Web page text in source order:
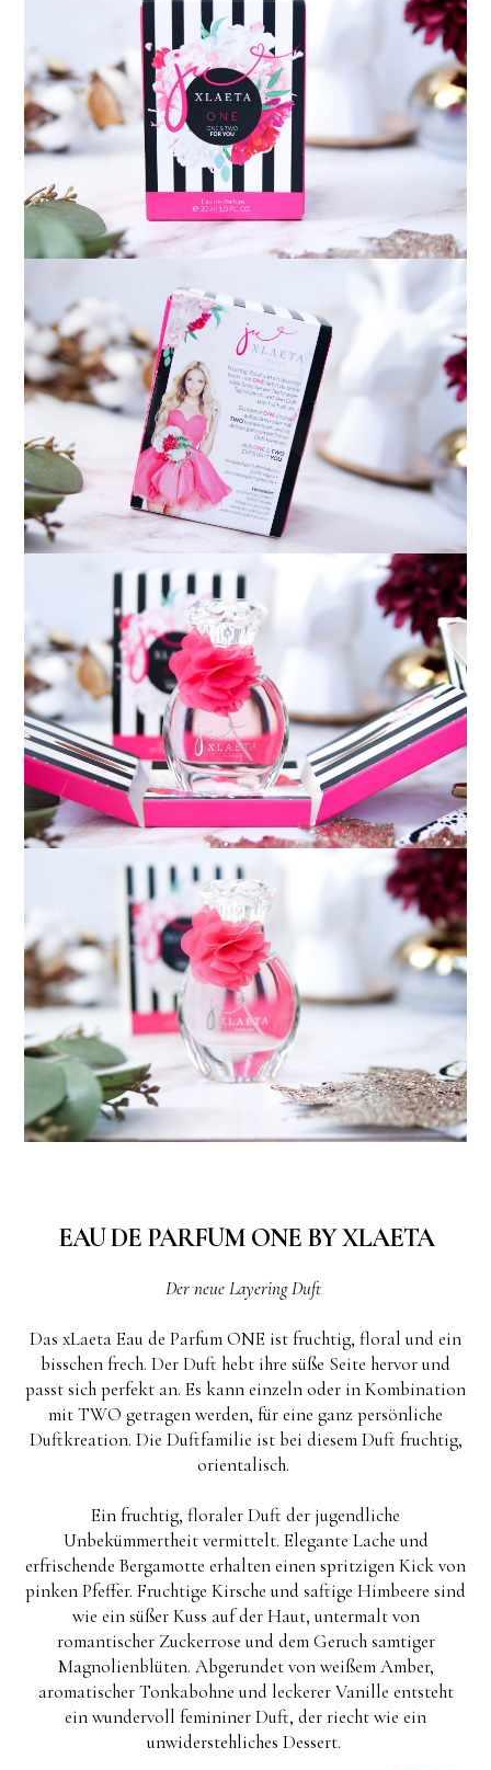
EAU DE PARFUM ONE BY XLAETA
Der neue Layering Duft
Das xLaeta Eau de Parfum ONE ist fruchtig, floral und ein
bisschen frech. Der Duft hebt ihre süße Seite hervor und
passt sich perfekt an. Es kann einzeln oder in Kombination
mit TWO getragen werden, für eine ganz persönliche
Duftkreation. Die Duftfamilie ist bei diesem Duft fruchtig,
orientalisch.
Ein fruchtig, floraler Duft der jugendliche
Unbekümmertheit vermittelt. Elegante Lache und
erfrischende Bergamotte erhalten einen spritzigen Kick von
pinken Pfeffer. Fruchtige Kirsche und saftige Himbeere sind
wie ein süßer Kuss auf der Haut, untermalt von
romantischer Zuckerrose und dem Geruch samtiger
Magnolienblüten. Abgerundet von weißem Amber,
aromatischer Tonkabohne und leckerer Vanille entsteht
ein wundervoll femininer Duft, der riecht wie ein
unwiderstehliches Dessert.